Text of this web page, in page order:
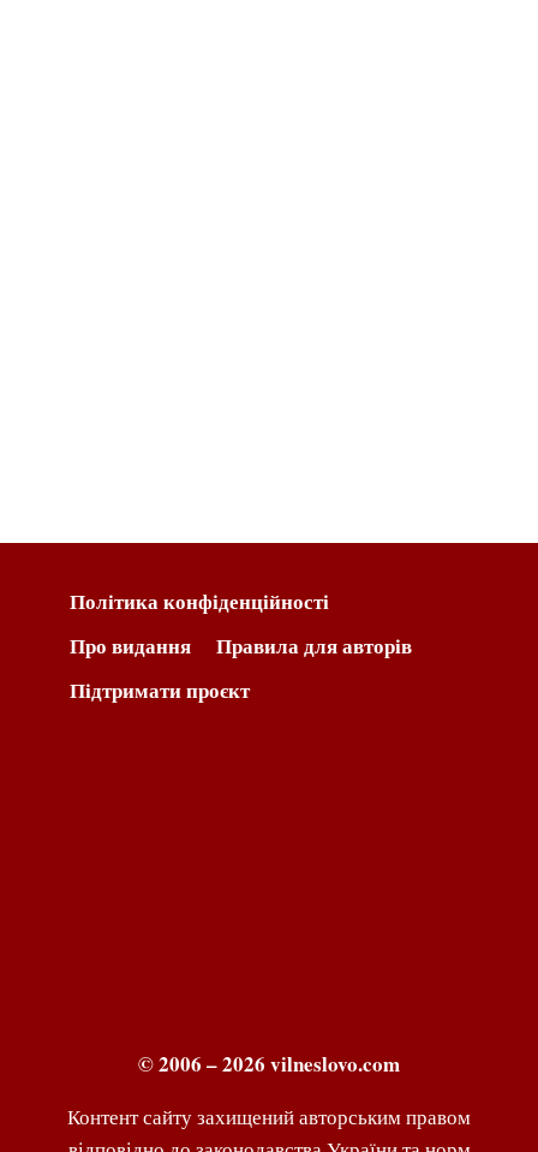
Політика конфіденційності
Про видання
Правила для авторів
Підтримати проєкт
© 2006 – 2026 vilneslovo.com
Контент сайту захищений авторським правом